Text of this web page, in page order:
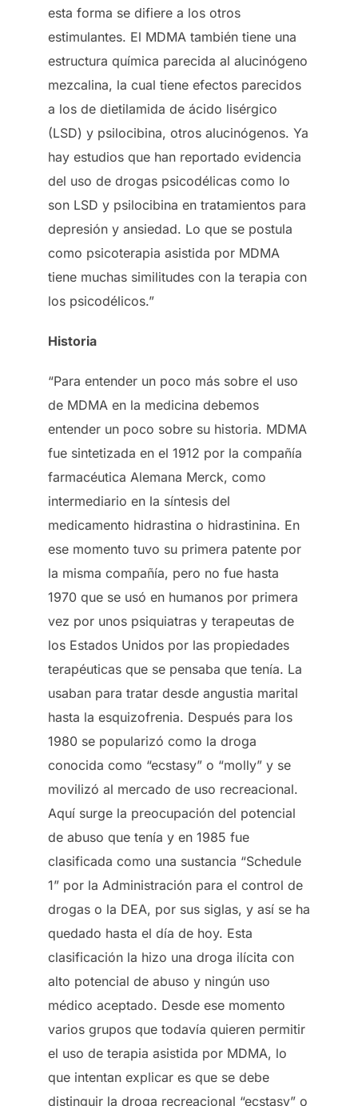
esta forma se difiere a los otros
estimulantes. El MDMA también tiene una
estructura química parecida al alucinógeno
mezcalina, la cual tiene efectos parecidos
a los de dietilamida de ácido lisérgico
(LSD) y psilocibina, otros alucinógenos. Ya
hay estudios que han reportado evidencia
del uso de drogas psicodélicas como lo
son LSD y psilocibina en tratamientos para
depresión y ansiedad. Lo que se postula
como psicoterapia asistida por MDMA
tiene muchas similitudes con la terapia con
los psicodélicos.”
Historia
“Para entender un poco más sobre el uso
de MDMA en la medicina debemos
entender un poco sobre su historia. MDMA
fue sintetizada en el 1912 por la compañía
farmacéutica Alemana Merck, como
intermediario en la síntesis del
medicamento hidrastina o hidrastinina. En
ese momento tuvo su primera patente por
la misma compañía, pero no fue hasta
1970 que se usó en humanos por primera
vez por unos psiquiatras y terapeutas de
los Estados Unidos por las propiedades
terapéuticas que se pensaba que tenía. La
usaban para tratar desde angustia marital
hasta la esquizofrenia. Después para los
1980 se popularizó como la droga
conocida como “ecstasy” o “molly” y se
movilizó al mercado de uso recreacional.
Aquí surge la preocupación del potencial
de abuso que tenía y en 1985 fue
clasificada como una sustancia “Schedule
1” por la Administración para el control de
drogas o la DEA, por sus siglas, y así se ha
quedado hasta el día de hoy. Esta
clasificación la hizo una droga ilícita con
alto potencial de abuso y ningún uso
médico aceptado. Desde ese momento
varios grupos que todavía quieren permitir
el uso de terapia asistida por MDMA, lo
que intentan explicar es que se debe
distinguir la droga recreacional “ecstasy” o